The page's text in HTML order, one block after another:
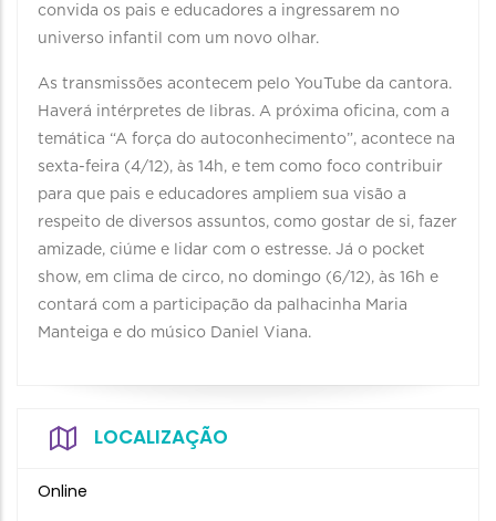
convida os pais e educadores a ingressarem no
universo infantil com um novo olhar.
As transmissões acontecem pelo YouTube da cantora.
Haverá intérpretes de libras. A próxima oficina, com a
temática “A força do autoconhecimento”, acontece na
sexta-feira (4/12), às 14h, e tem como foco contribuir
para que pais e educadores ampliem sua visão a
respeito de diversos assuntos, como gostar de si, fazer
amizade, ciúme e lidar com o estresse. Já o pocket
show, em clima de circo, no domingo (6/12), às 16h e
contará com a participação da palhacinha Maria
Manteiga e do músico Daniel Viana.
LOCALIZAÇÃO
Online